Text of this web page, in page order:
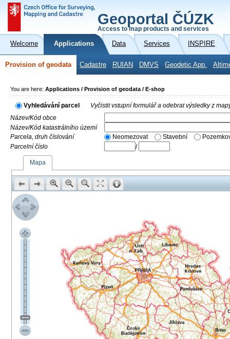
Geoportal ČÚZK
Access to map products and services
Welcome Applications Data Services INSPIRE
Provision of geodata Cadastre RUIAN DMVS Geodetic App.
You are here: Applications / Provision of geodata / E-shop
Vyhledávání parcel
Vyčistit vstupní formulář a odebrat výsledky z
Název/Kód obce
Název/Kód katastrálního území
Parcela, druh číslování
Neomezovat Stavební
Parcelní číslo
/
Mapa